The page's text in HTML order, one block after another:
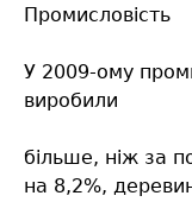
Промисловість
У 2009-ому
виробили
більше, ніж за
на 8,2%,